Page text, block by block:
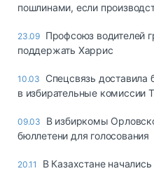
пошлинами, если
23.09 Профсоюз водителей
поддержать Харрис
10.03
Спецсвязь доставила
в избирательные комиссии
09.03
В избиркомы
бюллетени для голосования
20.11 В Казахстане